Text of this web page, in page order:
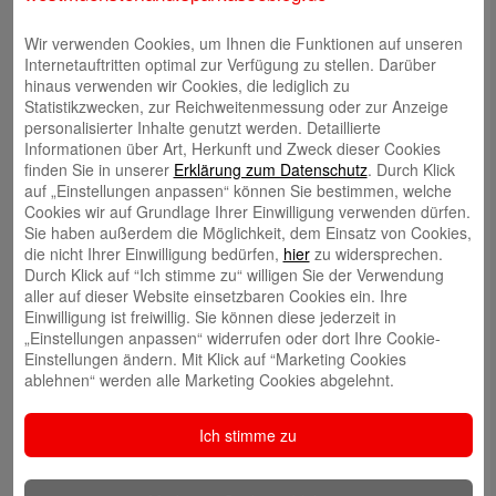
Xing
LinkedIn
Instagram
Telefon: +492563403-0
Online-Chat
E-Mail an Kundenberatung
Rückruf durch Kundenberatung
Wir verwenden Cookies, um Ihnen die Funktionen auf unseren
Internetauftritten optimal zur Verfügung zu stellen. Darüber
hinaus verwenden wir Cookies, die lediglich zu
Statistikzwecken, zur Reichweitenmessung oder zur Anzeige
personalisierter Inhalte genutzt werden. Detaillierte
Informationen über Art, Herkunft und Zweck dieser Cookies
finden Sie in unserer Erklärung zum Datenschutz. Durch Klick
auf „Einstellungen anpassen“ können Sie bestimmen, welche
Cookies wir auf Grundlage Ihrer Einwilligung verwenden dürfen.
Sie haben außerdem die Möglichkeit, dem Einsatz von Cookies,
die nicht Ihrer Einwilligung bedürfen, hierzu widersprechen.
Durch Klick auf “Ich stimme zu“ willigen Sie der Verwendung
aller auf dieser Website einsetzbaren Cookies ein. Ihre
Einwilligung ist freiwillig. Sie können diese jederzeit in
„Einstellungen anpassen“ widerrufen oder dort Ihre Cookie-
Einstellungen ändern. Mit Klick auf “Marketing Cookies
ablehnen“ werden alle Marketing Cookies abgelehnt.
Ich stimme zu